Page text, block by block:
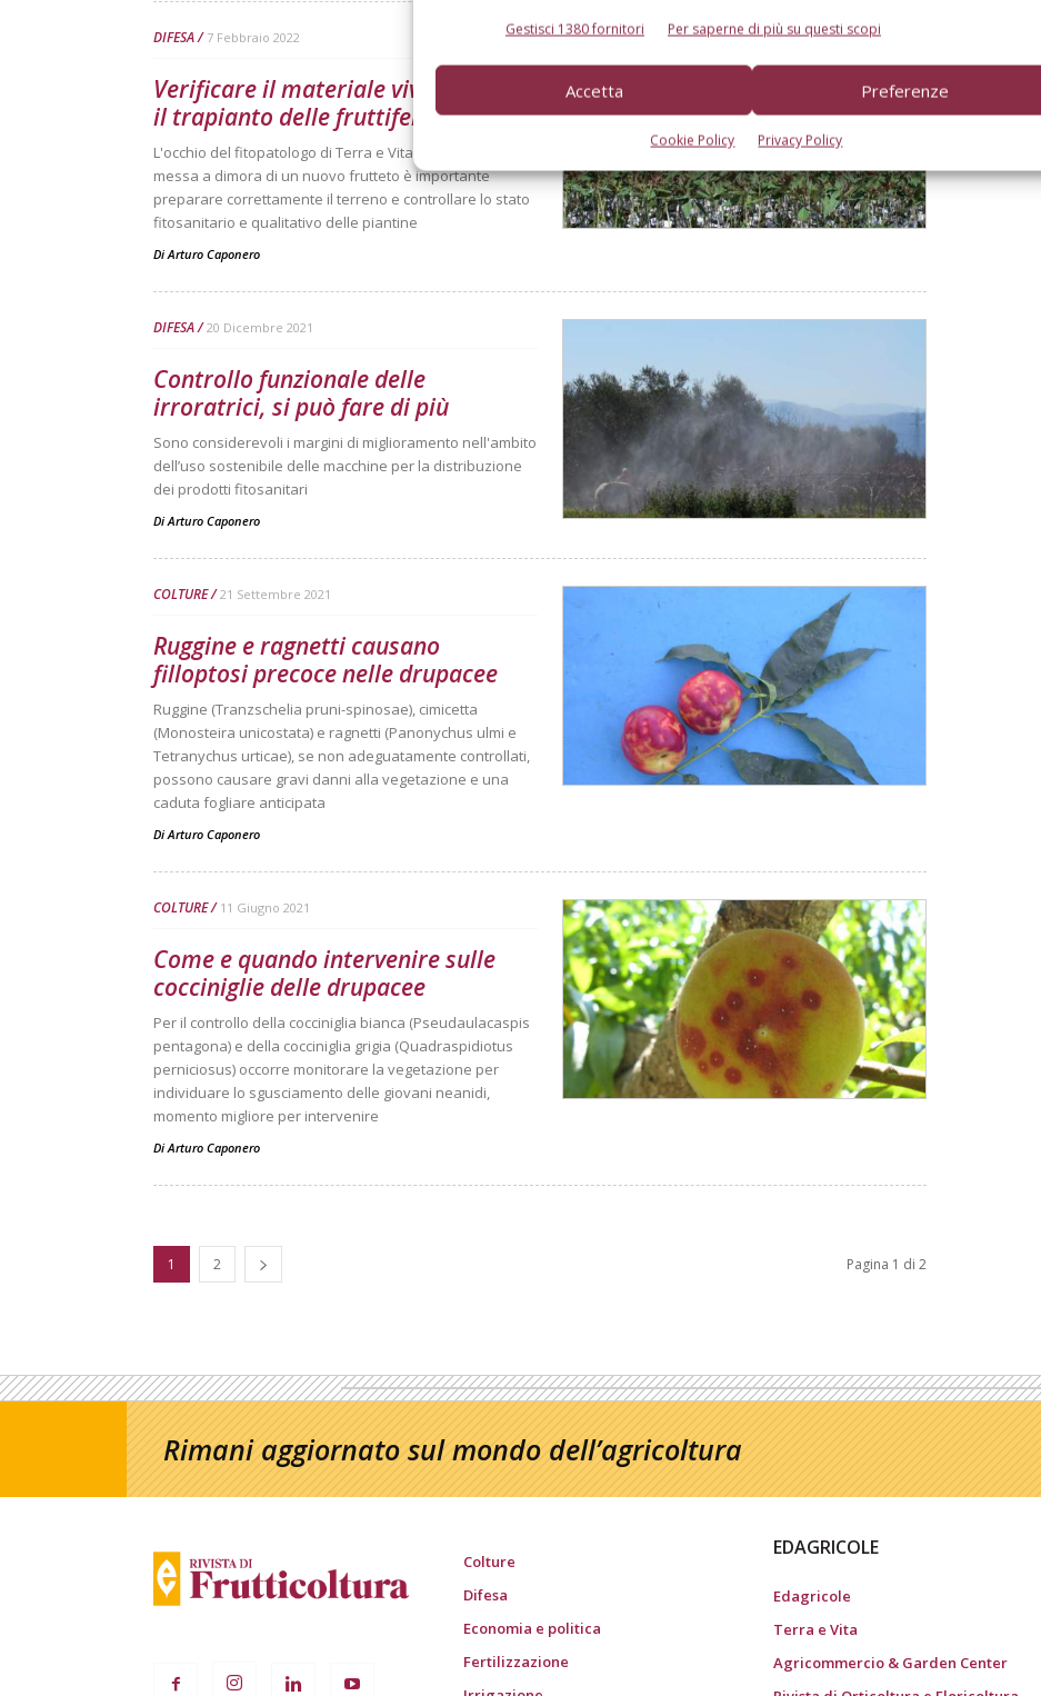
Gestisci 1380 fornitori Per saperne di più su questi scopi
Accetta Preferenze
Cookie Policy Privacy Policy
DIFESA 7 Febbraio 2022
Verificare il materiale vivaistico per
il trapianto delle fruttifere
L'occhio del fitopatologo di Terra e Vita/ Prima della
messa a dimora di un nuovo frutteto è importante
preparare correttamente il terreno e controllare lo stato
fitosanitario e qualitativo delle piantine
DiArturo Caponero
DIFESA 20 Dicembre 2021
Controllo funzionale delle
irroratrici, si può fare di più
Sono considerevoli i margini di miglioramento nell'ambito
dell’uso sostenibile delle macchine per la distribuzione
dei prodotti fitosanitari
DiArturo Caponero
COLTURE 21 Settembre 2021
Ruggine e ragnetti causano
filloptosi precoce nelle drupacee
Ruggine (Tranzschelia pruni-spinosae), cimicetta
(Monosteira unicostata) e ragnetti (Panonychus ulmi e
Tetranychus urticae), se non adeguatamente controllati,
possono causare gravi danni alla vegetazione e una
caduta fogliare anticipata
DiArturo Caponero
COLTURE 11 Giugno 2021
Come e quando intervenire sulle
cocciniglie delle drupacee
Per il controllo della cocciniglia bianca (Pseudaulacaspis
pentagona) e della cocciniglia grigia (Quadraspidiotus
perniciosus) occorre monitorare la vegetazione per
individuare lo sgusciamento delle giovani neanidi,
momento migliore per intervenire
DiArturo Caponero
1 2 Pagina 1 di 2
Rimani aggiornato sul mondo dell’agricoltura
Colture
Difesa
Economia e politica
Fertilizzazione
EDAGRICOLE
Edagricole
Terra e Vita
Agricommercio & Garden Center